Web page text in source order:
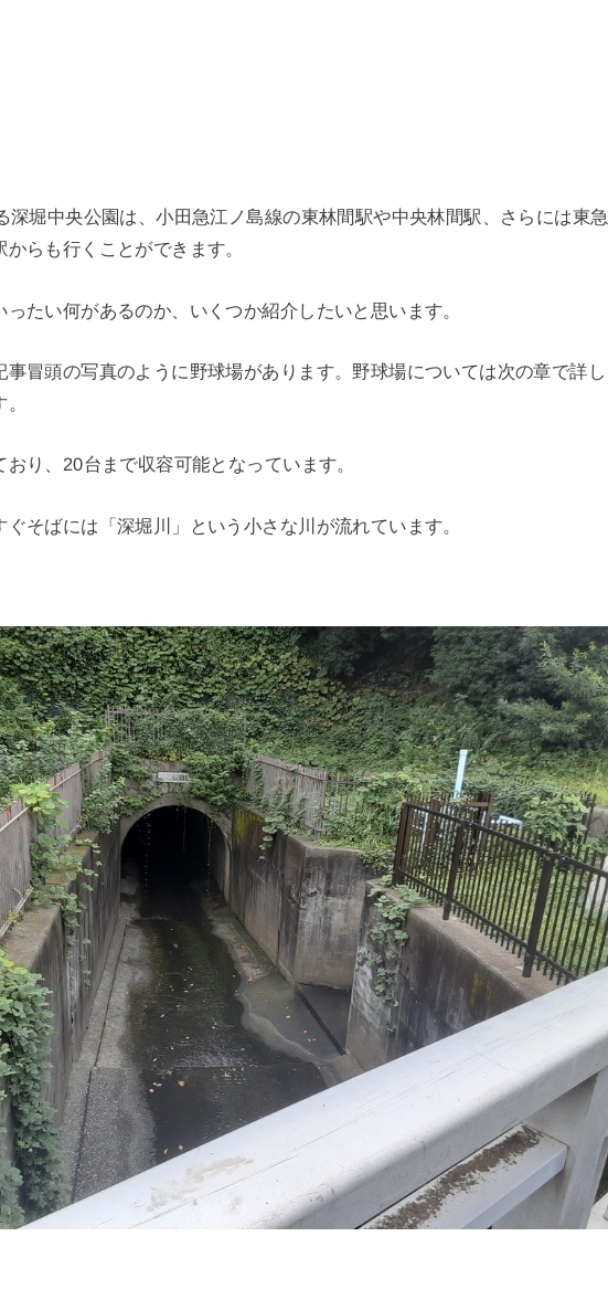
深堀中央公園は、小田急江ノ島線の東林間駅や中央林間駅、さらには東急
らも行くことができます。
たい何があるのか、いくつか紹介したいと思います。
事冒頭の写真のように野球場があります。野球場については次の章で詳し
り、20台まで収容可能となっています。
そばには「深堀川」という小さな川が流れています。